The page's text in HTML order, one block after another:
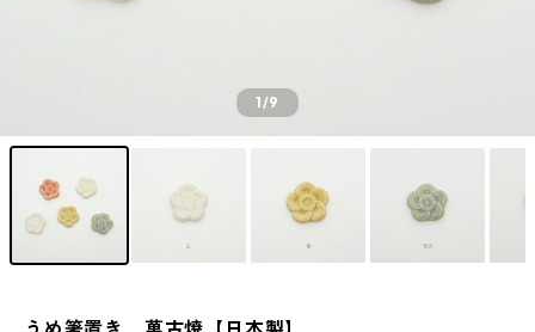
1/9